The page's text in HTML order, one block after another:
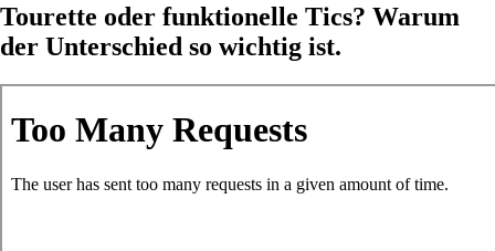
Tourette oder funktionelle Tics? Warum
der Unterschied so wichtig ist.